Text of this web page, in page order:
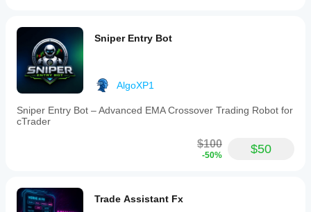
Sniper Entry Bot
AlgoXP1
Sniper Entry Bot – Advanced EMA Crossover Trading Robot for
cTrader
$100
-50% $50
Trade Assistant Fx